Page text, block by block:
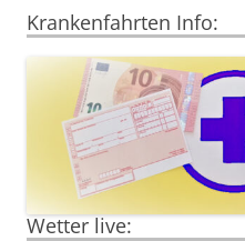
Krankenfahrten Info:
Wetter live: